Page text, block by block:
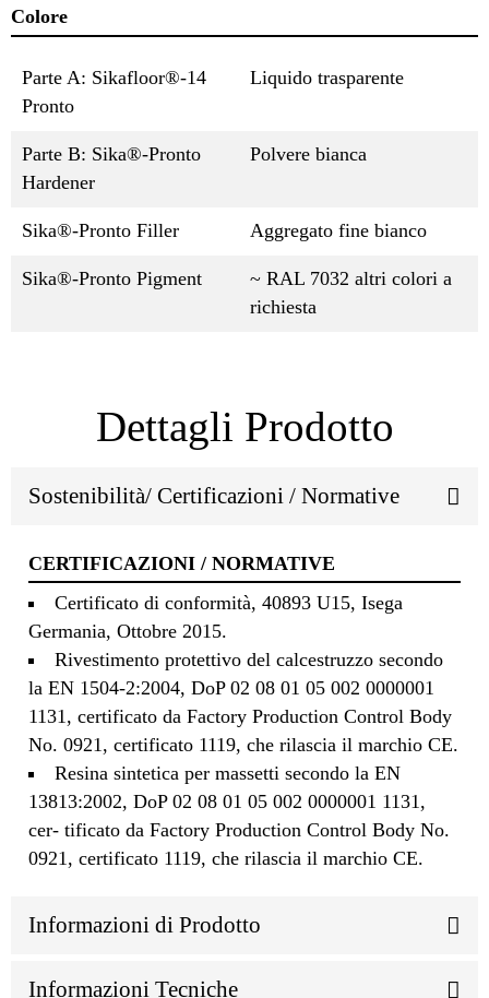
Colore
Parte A: Sikafloor®-14
Pronto
Liquido trasparente
Parte B: Sika®-Pronto
Hardener
Polvere bianca
Sika®-Pronto Filler Aggregato fine bianco
Sika®-Pronto Pigment
~ RAL 7032 altri colori a
richiesta
Dettagli Prodotto
Sostenibilità/ Certificazioni / Normative
CERTIFICAZIONI / NORMATIVE
Certificato di conformità, 40893 U15, Isega
Germania, Ottobre 2015.
Rivestimento protettivo del calcestruzzo secondo
la EN 1504-2:2004, DoP 02 08 01 05 002 0000001
1131, certificato da Factory Production Control Body
No. 0921, certificato 1119, che rilascia il marchio CE.
Resina sintetica per massetti secondo la EN
13813:2002, DoP 02 08 01 05 002 0000001 1131,
cer- tificato da Factory Production Control Body No.
0921, certificato 1119, che rilascia il marchio CE.
Informazioni di Prodotto
Informazioni Tecniche